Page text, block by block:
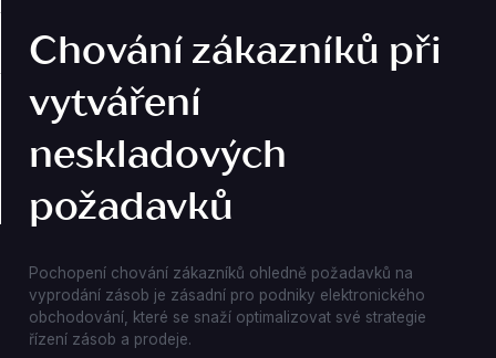
Chování zákazníků při
vytváření
neskladových
požadavků
Pochopení chování zákazníků ohledně požadavků na
vyprodání zásob je zásadní pro podniky elektronického
obchodování, které se snaží optimalizovat své strategie
řízení zásob a prodeje.